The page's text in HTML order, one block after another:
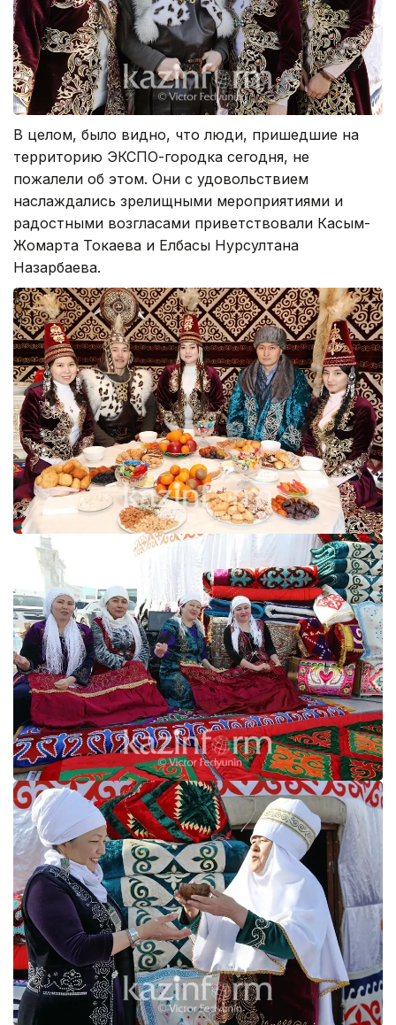
В целом, было видно, что люди, пришедшие на
территорию ЭКСПО-городка сегодня, не
пожалели об этом. Они с удовольствием
наслаждались зрелищными мероприятиями и
радостными возгласами приветствовали Касым-
Жомарта Токаева и Елбасы Нурсултана
Назарбаева.